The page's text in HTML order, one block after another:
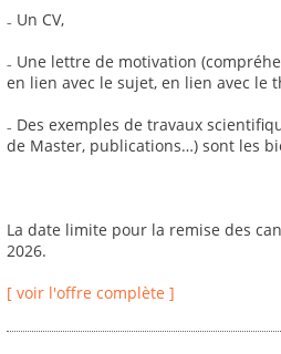
₋ Un CV,
₋ Une lettre de motivation
en lien avec le sujet, en lien avec le
₋ Des exemples de travaux
de Master, publications…) sont les
La date limite pour la remise des
2026.
[ voir l'offre complète ]